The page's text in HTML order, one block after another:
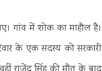
गांव में शोक का माहौल है।
के एक सदस्य को सरकारी